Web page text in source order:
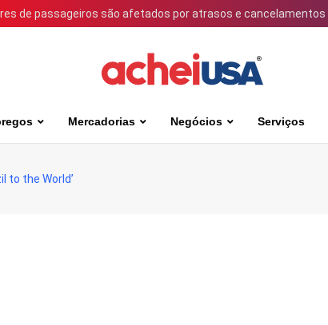
de passageiros são afetados por atrasos e cancelamentos
Mercadorias Negócios Serviços
to the World’